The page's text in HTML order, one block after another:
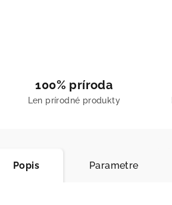
100% príroda
Len prírodné produkty
Popis Parametre